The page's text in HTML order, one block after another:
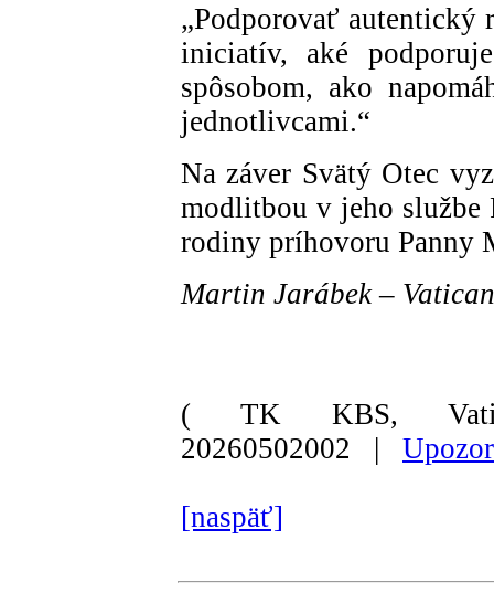
„Podporovať autentický
iniciatív, aké
spôsobom, ako
jednotlivcami.“
Na záver Svätý Otec
modlitbou v jeho službe
rodiny príhovoru Panny
Martin Jarábek –
( TK KBS,
20260502002 |
[naspäť]